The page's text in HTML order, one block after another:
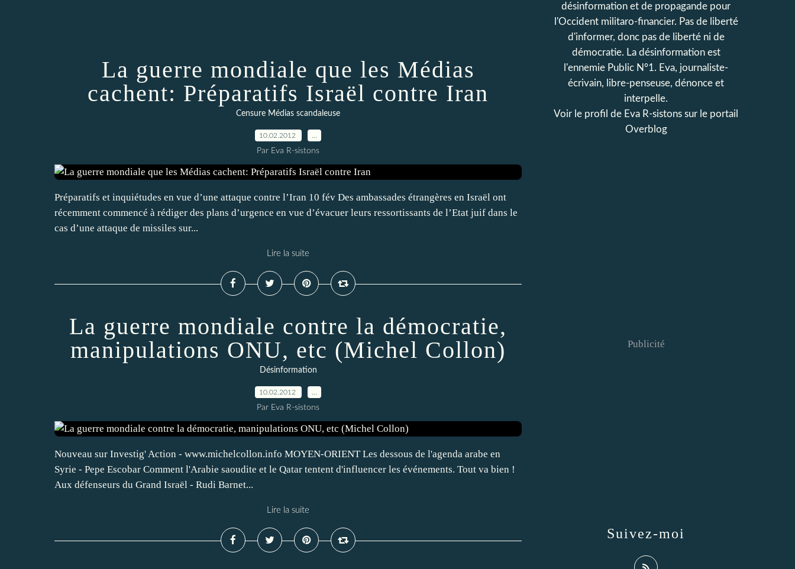
La guerre mondiale que les Médias
cachent: Préparatifs Israël contre Iran
Censure Médias scandaleuse
10.02.2012
Par Eva R-sistons
Préparatifs et inquiétudes en vue d’une attaque contre l’Iran 10 fév Des ambassades étrangères en Israël ont
récemment commencé à rédiger des plans d’urgence en vue d’évacuer leurs ressortissants de l’Etat juif dans le
cas d’une attaque de missiles sur...
Lire la suite
La guerre mondiale contre la démocratie,
manipulations ONU, etc (Michel Collon)
Désinformation
10.02.2012
Par Eva R-sistons
Nouveau sur Investig' Action - www.michelcollon.info MOYEN-ORIENT Les dessous de l'agenda arabe en
Syrie - Pepe Escobar Comment l'Arabie saoudite et le Qatar tentent d'influencer les événements. Tout va bien !
Aux défenseurs du Grand Israël - Rudi Barnet...
Lire la suite
désinformation et de propagande pour
l'Occident militaro-financier. Pas de liberté
d'informer, donc pas de liberté ni de
démocratie. La désinformation est
l'ennemie Public N°1. Eva, journaliste-
écrivain, libre-penseuse, dénonce et
interpelle.
Voir le profil de Eva R-sistons sur le portail
Overblog
Suivez-moi
Publicité